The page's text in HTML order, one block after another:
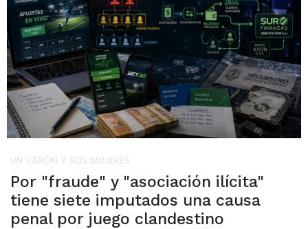
UN VARÓN Y SEIS MUJERES
Por "fraude" y "asociación ilícita"
tiene siete imputados una causa
penal por juego clandestino